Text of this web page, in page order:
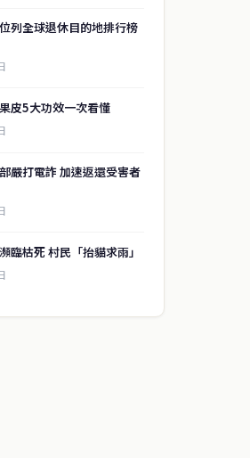
列全球退休目的地排行榜
皮5大功效一次看懂
嚴打電詐 加速返還受害者
臨枯死 村民「抬貓求雨」